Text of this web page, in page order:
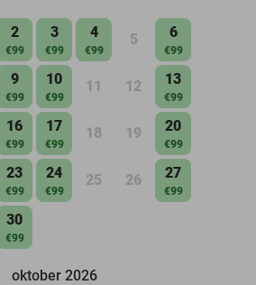
2
€99
3
€99
4
€99
5 6
€99
9
€99
10
€99
11 12 13
€99
16
€99
17
€99
18 19 20
€99
23
€99
24
€99
25 26 27
€99
30
€99
oktober 2026